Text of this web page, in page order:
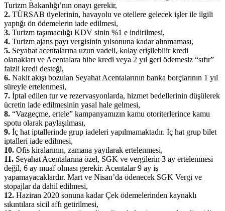
Turizm Bakanlığı’nın onayı gerekir,
2. TÜRSAB üyelerinin, havayolu ve otellere gelecek işler ile ilgili
yaptığı ön ödemelerin iade edilmesi,
3. Turizm taşımacılığı KDV sinin %1 e indirilmesi,
4. Turizm ajans payı vergisinin yılsonuna kadar alınmaması,
5. Seyahat acentalarına uzun vadeli, kolay erişilebilir kredi
olanakları ve Acentalara hibe kredi veya 2 yıl geri ödemesiz “sıfır”
faizli kredi desteği,
6. Nakit akışı bozulan Seyahat Acentalarının banka borçlarının 1 yıl
süreyle ertelenmesi,
7. İptal edilen tur ve rezervasyonlarda, hizmet bedellerinin düşülerek
ücretin iade edilmesinin yasal hale gelmesi,
8. “Vazgeçme, ertele” kampanyamızın kamu otoriterlerince kamu
spotu olarak paylaşılması,
9. İç hat iptallerinde grup iadeleri yapılmamaktadır. İç hat grup bilet
iptalleri iade edilmesi,
10. Ofis kiralarının, zamana yayılarak ertelenmesi,
11. Seyahat Acentalarına özel, SGK ve vergilerin 3 ay ertelenmesi
değil, 6 ay muaf olması gerekir. Acentalar 9 ay iş
yapamayacaklardır. Mart ve Nisan’da ödenecek SGK Vergi ve
stopajlar da dahil edilmesi,
12. Haziran 2020 sonuna kadar Çek ödemelerinden kaynaklı
sıkıntılara sicil affı getirilmesi,